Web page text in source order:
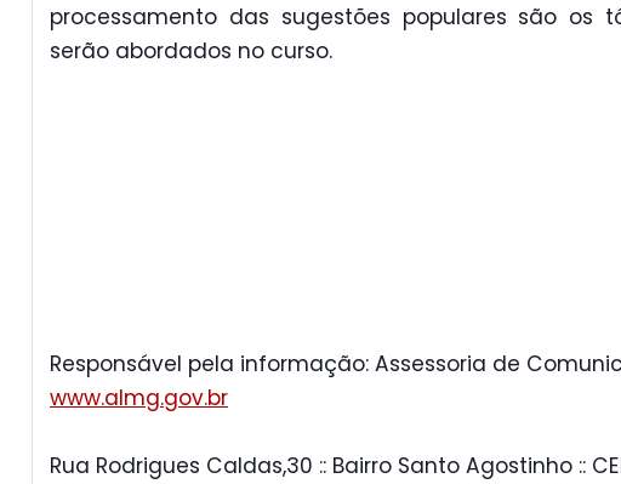
processamento das sugestões populares são os
serão abordados no curso.
Responsável pela informação: Assessoria de
www.almg.gov.br
Rua Rodrigues Caldas,30 :: Bairro Santo Agostinho ::